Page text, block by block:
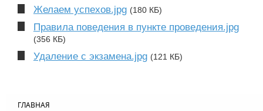
Желаем успехов.jpg (180 КБ)
Правила поведения в пункте проведения.jpg
(356 КБ)
Удаление с экзамена.jpg (121 КБ)
ГЛАВНАЯ